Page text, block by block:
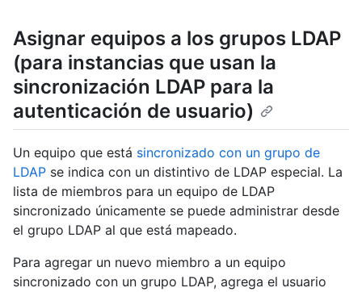
Asignar equipos a los grupos LDAP
(para instancias que usan la
sincronización LDAP para la
autenticación de usuario)
Un equipo que está sincronizado con un grupo de
LDAP se indica con un distintivo de LDAP especial. La
lista de miembros para un equipo de LDAP
sincronizado únicamente se puede administrar desde
el grupo LDAP al que está mapeado.
Para agregar un nuevo miembro a un equipo
sincronizado con un grupo LDAP, agrega el usuario